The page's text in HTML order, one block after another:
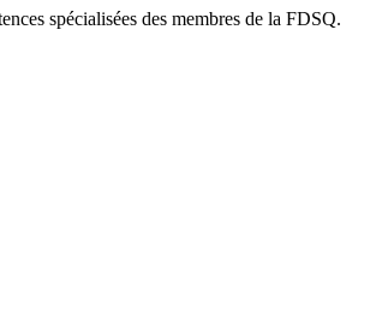
spécialisées des membres de la FDSQ.